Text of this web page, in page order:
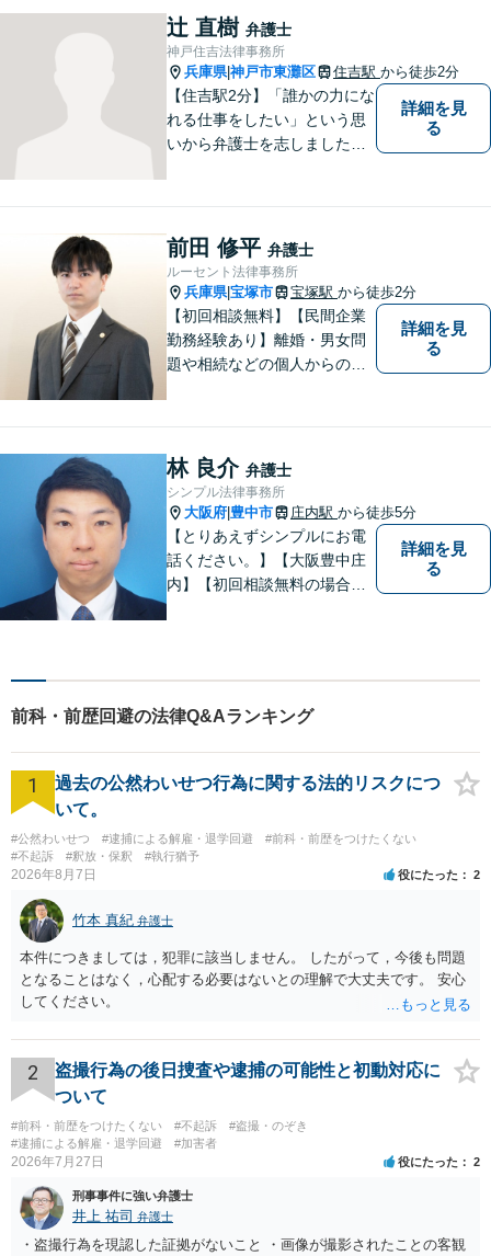
相続等の幅広い分野に対応。
【電話・オンライン相談可】
辻 直樹 弁護士
神戸住吉法律事務所
兵庫県|神戸市東灘区 住吉駅 から徒歩2分
【住吉駅2分】「誰かの力にな
れる仕事をしたい」という思
いから弁護士を志しました。
うぞ一人で抱え込まず、お気
軽にご相談ください。
詳細を見
る
前田 修平 弁護士
ルーセント法律事務所
兵庫県|宝塚市 宝塚駅 から徒歩2分
【初回相談無料】【民間企業
勤務経験あり】離婚・男女問
題や相続などの個人からのご
不安を和らげられるように丁
寧に向き合います【夜間・休
日面談可】
詳細を見
る
林 良介 弁護士
シンプル法律事務所
大阪府 豊中市 庄内駅 から徒歩5分
【とりあえずシンプルにお電
話ください。】【大阪豊中庄
内】【初回相談無料の場合あ
やWEB相談もございますので
お気軽にお問合せください】
詳細を見
る
前科・前歴回避の法律Q&Aランキング
1
過去の公然わいせつ行為に関する法的リスクにつ
いて。
#公然わいせつ #逮捕による解雇・退学回避
#前科・前歴をつけたくない
#不起訴
#釈放・保釈 #執行猶予
2026年8月7日 役にたった 2
竹本 真紀 弁護士
本件につきましては，犯罪に該当しません。 したがって，今後も問題
となることはなく，心配する必要はないとの理解で大丈夫です。 安心
してください。
2
盗撮行為の後日捜査や逮捕の可能性と初動対応に
ついて
#前科・前歴をつけたくない #不起訴
#盗撮・のぞき
#逮捕による解雇・退学回避
#加害者
2026年7月27日 役にたった 2
刑事事件に強い弁護士
井上 祐司 弁護士
・盗撮行為を現認した証拠がないこと ・画像が撮影されたことの客観